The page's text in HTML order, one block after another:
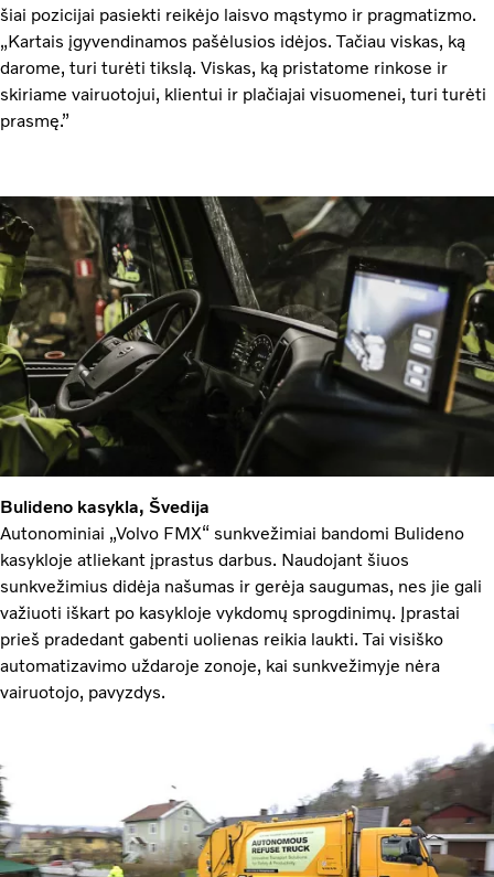
šiai pozicijai pasiekti reikėjo laisvo mąstymo ir pragmatizmo.
„Kartais įgyvendinamos pašėlusios idėjos. Tačiau viskas, ką
darome, turi turėti tikslą. Viskas, ką pristatome rinkose ir
skiriame vairuotojui, klientui ir plačiajai visuomenei, turi turėti
prasmę.”
Bulideno kasykla, Švedija
Autonominiai „Volvo FMX“ sunkvežimiai bandomi Bulideno
kasykloje atliekant įprastus darbus. Naudojant šiuos
sunkvežimius didėja našumas ir gerėja saugumas, nes jie gali
važiuoti iškart po kasykloje vykdomų sprogdinimų. Įprastai
prieš pradedant gabenti uolienas reikia laukti. Tai visiško
automatizavimo uždaroje zonoje, kai sunkvežimyje nėra
vairuotojo, pavyzdys.